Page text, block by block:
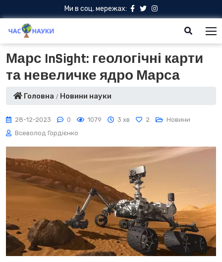
Ми в соц. мережах:
Марс InSight: геологічні карти
та невеличке ядро Марса
Головна Новини науки
28-12-2023 0 1079 3 хв 2
Новини
Всеволод Гордієнко